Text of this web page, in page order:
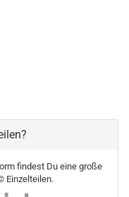
findest Du eine große
Einzelteilen.